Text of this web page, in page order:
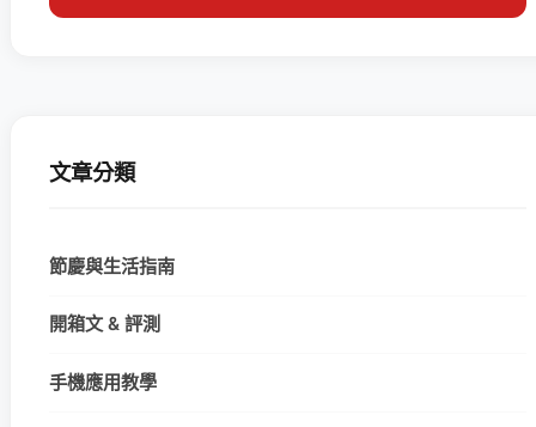
文章分類
節慶與生活指南
開箱文 & 評測
手機應用教學